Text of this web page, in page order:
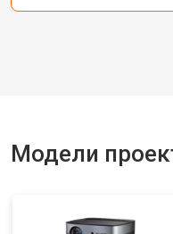
Модели